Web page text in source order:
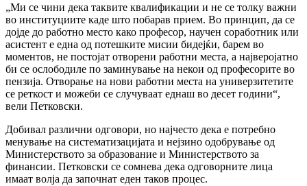
„Ми се чини дека таквите квалификации и не се толку важни
во институциите каде што побарав прием. Во принцип, да се
дојде до работно место како професор, научен соработник или
асистент е една од потешките мисии бидејќи, барем во
моментов, не постојат отворени работни места, а најверојатно
би се ослободиле по заминување на некои од професорите во
пензија. Отворање на нови работни места на универзитетите
се реткост и можеби се случуваат еднаш во десет години“,
вели Петковски.
Добивал различни одговори, но најчесто дека е потребно
менување на систематизацијата и нејзино одобрување од
Министерството за образование и Министерството за
финансии. Петковски се сомнева дека одговорните лица
имаат волја да започнат еден таков процес.